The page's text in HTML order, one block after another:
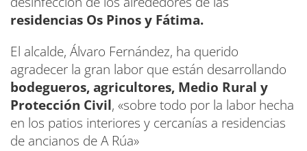
residencias Os Pinos y Fátima.
El alcalde, Álvaro Fernández, ha querido
agradecer la gran labor que están desarrollando
bodegueros, agricultores, Medio Rural y
Protección Civil, «sobre todo por la labor hecha
en los patios interiores y cercanías a residencias
de ancianos de A Rúa»